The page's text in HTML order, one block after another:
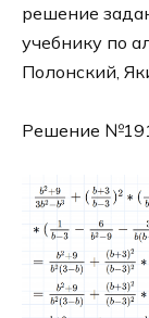
решение
учебнику по
Полонский,
Решение